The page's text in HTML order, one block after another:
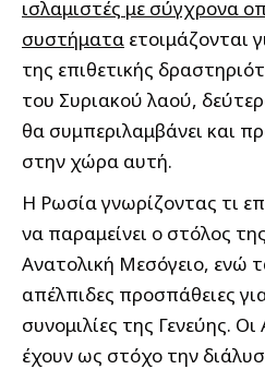
ισλαμιστές με σύγχρονα
συστήματα ετοιμάζονται
της επιθετικής
του Συριακού λαού,
θα συμπεριλαμβάνει και
στην χώρα αυτή.
Η Ρωσία γνωρίζοντας τι
να παραμείνει ο στόλος
Ανατολική Μεσόγειο, ενώ
απέλπιδες προσπάθειες
συνομιλίες της Γενεύης.
έχουν ως στόχο την